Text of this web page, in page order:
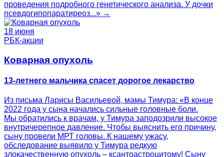
проведения подробного генетического анализа. У дочки
псевдогипопаратиреоз...» →
18 июня
РБК-акции
Коварная опухоль
13-летнего мальчика спасет дорогое лекарство
Из письма Ларисы Васильевой, мамы Тимура: «В конце
2022 года у сына начались сильные головные боли.
Мы обратились к врачам, у Тимура заподозрили высокое
внутричерепное давление. Чтобы выяснить его причину,
сыну провели МРТ головы. К нашему ужасу,
обследование выявило у Тимура редкую
злокачественную опухоль – ксантоастроцитому! Сыну